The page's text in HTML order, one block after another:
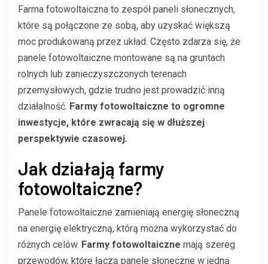
Farma fotowoltaiczna to zespół paneli słonecznych,
które są połączone ze sobą, aby uzyskać większą
moc produkowaną przez układ. Często zdarza się, że
panele fotowoltaiczne montowane są na gruntach
rolnych lub zanieczyszczonych terenach
przemysłowych, gdzie trudno jest prowadzić inną
działalność. Farmy fotowoltaiczne to ogromne
inwestycje, które zwracają się w dłuższej
perspektywie czasowej.
Jak działają farmy
fotowoltaiczne?
Panele fotowoltaiczne zamieniają energię słoneczną
na energię elektryczną, którą można wykorzystać do
różnych celów. Farmy fotowoltaiczne mają szereg
przewodów, które łączą panele słoneczne w jedną